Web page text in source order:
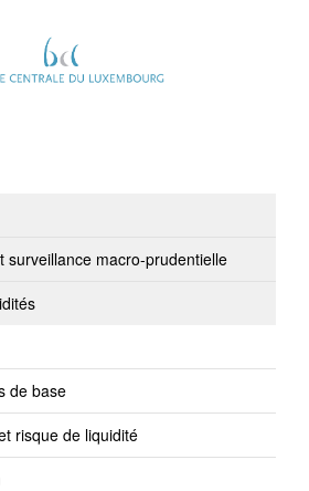
surveillance macro-prudentielle
de base
risque de liquidité